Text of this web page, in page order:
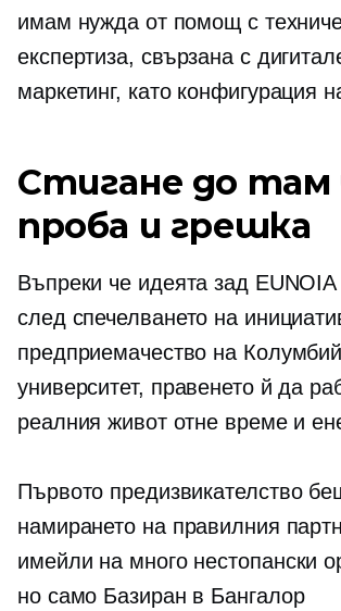
имам нужда от помощ с
експертиза, свързана с
маркетинг, като конфигурация
Стигане до там
проба и грешка
Въпреки че идеята зад EUNOIA
след спечелването на
предприемачество на
университет, правенето й да
реалния живот отне време и
Първото предизвикателство
намирането на правилния
имейли на много нестопански
но само Базиран в Бангалор